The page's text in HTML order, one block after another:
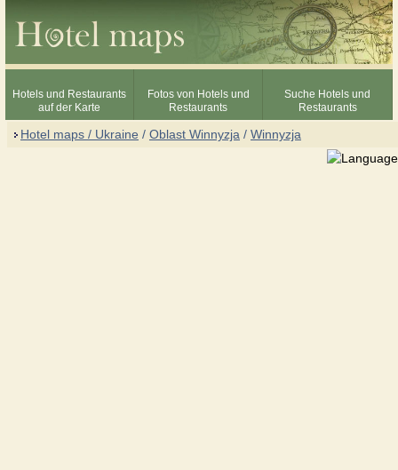
Hotels und Restaurants
auf der Karte
Fotos von Hotels und
Restaurants
Suche Hotels und
Restaurants
Hotel maps / Ukraine / Oblast Winnyzja / Winnyzja